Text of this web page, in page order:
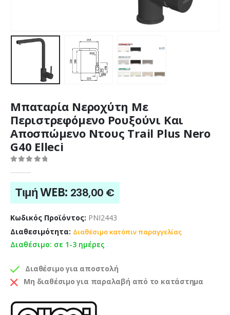
Μπαταρία Νεροχύτη Με
Περιστρεφόμενο Ρουξούνι Και
Αποσπώμενο Ντους Trail Plus Nero
G40 Elleci
Τιμή WEB: 238,00 €
Κωδικός Προϊόντος: PNI2443
Διαθεσιμότητα: Διαθέσιμο κατόπιν παραγγελίας
Διαθέσιμο: σε 1-3 ημέρες
Διαθέσιμο για αποστολή
Μη διαθέσιμο για παραλαβή από το κατάστημα